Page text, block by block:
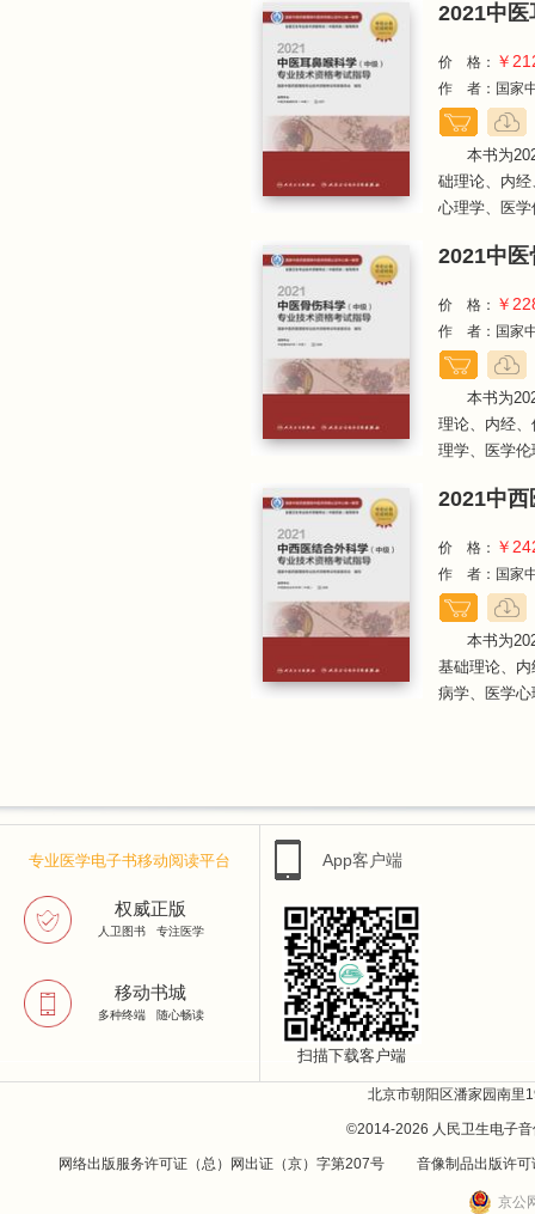
2021中医
价 格： ￥
作 者：国家
本书为
础理论、内
心理学、医
2021中医
价 格： ￥
作 者：国家
本书为
理论、内经
理学、医学
2021中西
价 格： ￥
作 者：国家
本书为
基础理论、
病学、医学
专业医学电子书移动阅读平台
权威正版
人卫图书 专注医学
移动书城
多种终端 随心畅读
App客户端
扫描下载客户端
北京市朝阳区潘家园南里
©2014-2026 人民卫生电子
网络出版服务许可证（总）网出证（京）字第207号 音像制品出版许
京公